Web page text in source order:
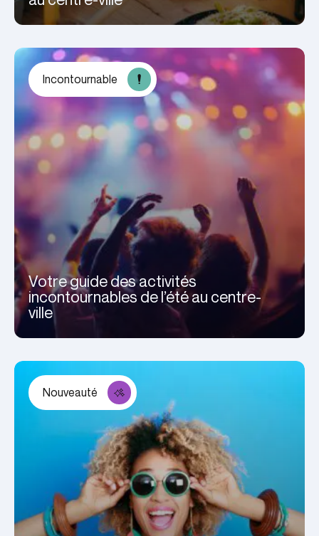
Incontournable
Votre guide des activités
incontournables de l’été au centre-
ville
Nouveauté